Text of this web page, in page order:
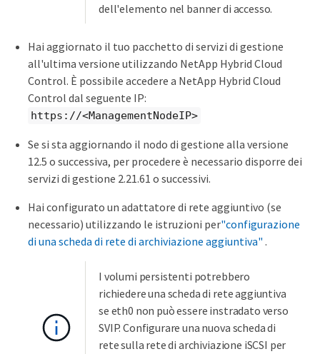
dell'elemento nel banner di accesso.
Hai aggiornato il tuo pacchetto di servizi di gestione
all'ultima versione utilizzando NetApp Hybrid Cloud
Control. È possibile accedere a NetApp Hybrid Cloud
Control dal seguente IP:
https://<ManagementNodeIP>
Se si sta aggiornando il nodo di gestione alla versione
12.5 o successiva, per procedere è necessario disporre dei
servizi di gestione 2.21.61 o successivi.
Hai configurato un adattatore di rete aggiuntivo (se
necessario) utilizzando le istruzioni per"configurazione
di una scheda di rete di archiviazione aggiuntiva" .
I volumi persistenti potrebbero
richiedere una scheda di rete aggiuntiva
se eth0 non può essere instradato verso
SVIP. Configurare una nuova scheda di
rete sulla rete di archiviazione iSCSI per